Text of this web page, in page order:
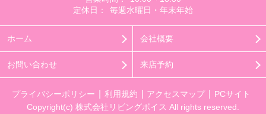
定休日：
毎週水曜日・年末年始
ホーム 会社概要
お問い合わせ 来店予約
プライバシーポリシー 利用規約 アクセスマップ
PCサイト
Copyright(c) 株式会社リビングボイス All rights reserved.